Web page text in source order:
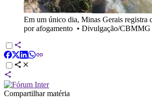
Em um único dia, Minas Gerais registra
por afogamento • Divulgação/CBMMG
Compartilhar matéria